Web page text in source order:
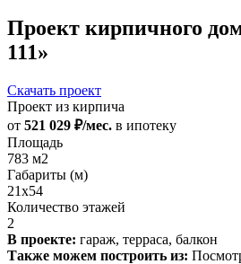
Проект кирпичного
111»
Скачать проект
Проект из кирпича
от 521 029 ₽/мес. в ипотеку
Площадь
783 м2
Габариты (м)
21x54
Количество этажей
2
В проекте: гараж, терраса, балкон
Также можем построить из: